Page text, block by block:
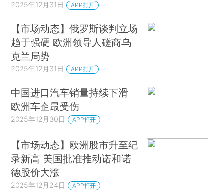
2025年12月31日 APP打开
【市场动态】俄罗斯谈判立场
趋于强硬 欧洲领导人磋商乌
克兰局势
2025年12月31日 APP打开
中国进口汽车销量持续下滑
欧洲车企最受伤
2025年12月30日 APP打开
【市场动态】欧洲股市升至纪
录新高 美国批准推动诺和诺
德股价大涨
2025年12月24日 APP打开